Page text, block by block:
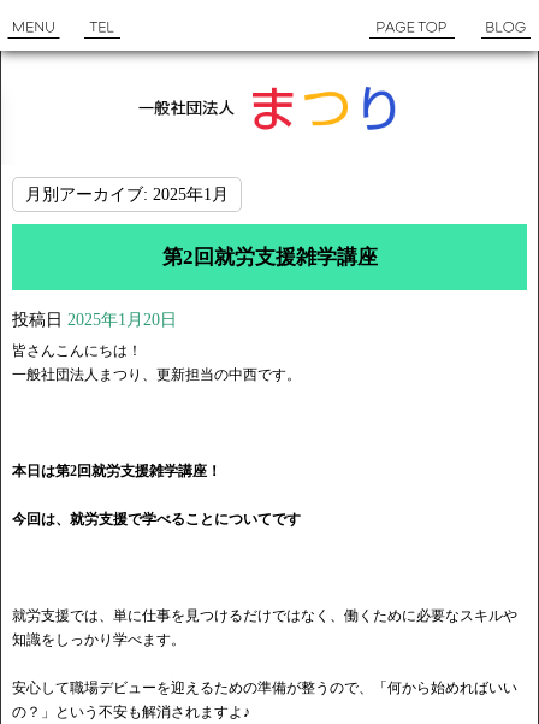
月別アーカイブ: 2025年1月
第2回就労支援雑学講座
投稿日 2025年1月20日
皆さんこんにちは！
一般社団法人まつり、更新担当の中西です。
本日は第2回就労支援雑学講座！
今回は、就労支援で学べることについてです
就労支援では、単に仕事を見つけるだけではなく、働くために必要なスキルや
知識をしっかり学べます。
安心して職場デビューを迎えるための準備が整うので、「何から始めればいい
の？」という不安も解消されますよ♪